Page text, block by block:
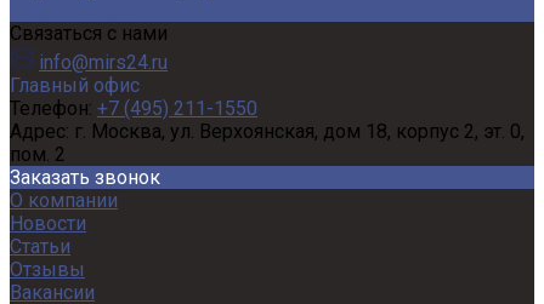
Связаться с нами
info@mirs24.ru
Главный офис
Телефон: +7 (495) 211-1550
Адрес: г. Москва, ул. Верхоянская, дом 18, корпус 2, эт. 0,
пом. 2
Заказать звонок
О компании
Новости
Статьи
Отзывы
Вакансии